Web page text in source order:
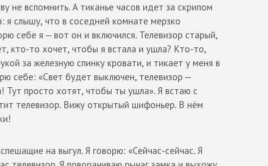
не вспомнить. А тиканье часов идет за скрипом
я слышу, что в соседней комнате мерзко
себе я — вот он и включился. Телевизор старый,
кто-то хочет, чтобы я встала и ушла? Кто-то,
за железную спинку кровати, и тикает у меня в
себе: «Свет будет выключен, телевизор —
просто хотят, чтобы ты ушла». Я встаю с
телевизор. Вижу открытый шифоньер. В нём
на выгул. Я говорю: «Сейчас-сейчас. Я